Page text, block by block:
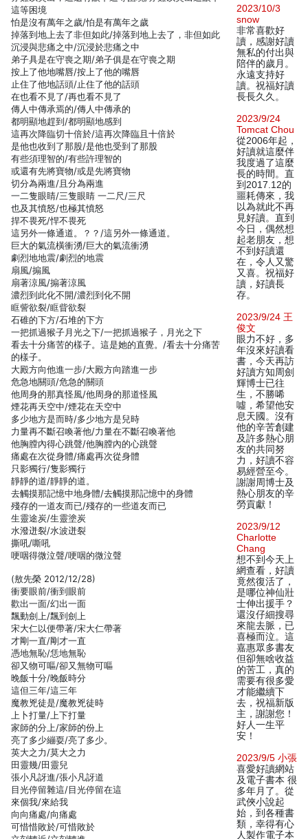
這等困境
怕是沒有萬年之歲/怕是有萬年之歲
掉落到地上去了非但如此/掉落到地上去了，非但如此
沉浸與悲痛之中/沉浸於悲痛之中
弟子具是在守喪之期/弟子俱是在守喪之期
按上了他地嘴唇/按上了他的嘴唇
止住了他地話頭/止住了他的話頭
在也看不見了/再也看不見了
傳人中傳承焉的/傳人中傳承的
都明顯地趕到/都明顯地感到
這再次降臨切十倍於/這再次降臨且十倍於
是他也收到了那股/是他也受到了那股
有些須理智的/有些許理智的
或還有先將寶物/或是先將寶物
切分為兩進/且分為兩進
一二隻眼睛/三隻眼睛 一二尺/三尺
也及其憤怒/也極其憤怒
捍不畏死/悍不畏死
這另外一條通道。？？/這另外一條通道。
巨大的氣流橫衝湧/巨大的氣流衝湧
劇烈地地震/劇烈的地震
扇風/搧風
扇著涼風/搧著涼風
濃烈到此化不開/濃烈到化不開
眶訾欲裂/眶眥欲裂
石碓的下方/石堆的下方
一把抓過猴子月光之下/一把抓過猴子，月光之下
看去十分痛苦的樣子。這是她的直覺。/看去十分痛苦
的樣子。
大殿方向他進一步/大殿方向踏進一步
危急地關頭/危急的關頭
他周身的那真怪風/他周身的那道怪風
煙花再天空中/煙花在天空中
多少地方是而時/多少地方是兒時
力量再不斷召喚著他/力量在不斷召喚著他
他胸膛內得心跳聲/他胸膛內的心跳聲
痛處在次從身體/痛處再次從身體
只影獨行/隻影獨行
靜靜的道/靜靜的道。
去觸摸那記憶中地身體/去觸摸那記憶中的身體
殘存的一道友而已/殘存的一些道友而已
生靈途炭/生靈塗炭
水潑迸裂/水波迸裂
撕吼/嘶吼
哽咽得微泣聲/哽咽的微泣聲
(敖先榮 2012/12/28)
衝要眼前/衝到眼前
歡出一面/幻出一面
飄動劍上/飄到劍上
宋大仁以便帶著/宋大仁帶著
才剛一直/剛才一直
憑地無恥/恁地無恥
卻又物可嘔/卻又無物可嘔
晚飯十分/晚飯時分
這但三年/這三年
魔教兇徒是/魔教兇徒時
上卜打量/上下打量
家師的分上/家師的份上
亮了多少繃耍/亮了多少。
英大之力/莫大之力
田靈幾/田靈兒
張小凡訝進/張小凡訝道
目光停留雜這/目光停留在這
來個我/來給我
向向痛處/向痛處
可惜惜敗於/可惜敗於
2023/10/3
snow
非常喜歡好
讀，感謝好讀
無私的付出與
陪伴的歲月。
永遠支持好
讀。祝福好讀
長長久久。
2023/9/24
Tomcat Chou
從2006年起，
好讀就這麼伴
我度過了這麼
長的時間。直
到2017.12的
噩耗傳來，我
以為就此不再
見好讀。直到
今日，偶然想
起老朋友，想
不到好讀還
在，令人又驚
又喜。祝福好
讀，好讀長
存。
2023/9/24 王
俊文
眼力不好，多
年沒來好讀看
書，今天再訪
好讀方知周劍
輝博士已往
生，不勝唏
噓，希望他安
息天國。沒有
他的辛苦創建
及許多熱心朋
友的共同努
力，好讀不容
易經營至今。
謝謝周博士及
熱心朋友的辛
勞貢獻！
2023/9/12
Charlotte
Chang
想不到今天上
網查看，好讀
竟然復活了，
是哪位神仙壯
士伸出援手？
還沒仔細搜尋
來龍去脈，已
喜極而泣。這
嘉惠眾多書友
但卻無啥收益
的苦工，真的
需要有很多愛
才能繼續下
去，祝福新版
主，謝謝您！
好人一生平
安！
2023/9/5 小張
喜愛好讀網站
及電子書本 很
多年月了。從
武俠小說起
始，到各種書
類，幸得有心
人製作電子本